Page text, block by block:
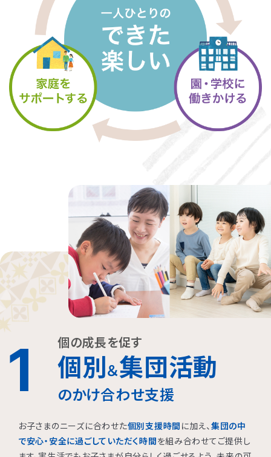
1 個の成長を促す
個別＆集団活動
のかけ合わせ支援
お子さまのニーズに合わせた個別支援時間 に加え、 集団の中
で安心・安全に過ごしていただく時間を組み合わせてご提供し